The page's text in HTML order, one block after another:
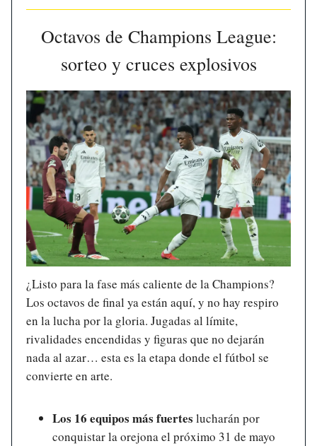
Octavos de Champions League:
sorteo y cruces explosivos
¿Listo para la fase más caliente de la Champions?
Los octavos de final ya están aquí, y no hay respiro
en la lucha por la gloria. Jugadas al límite,
rivalidades encendidas y figuras que no dejarán
nada al azar… esta es la etapa donde el fútbol se
convierte en arte.
Los 16 equipos más fuertes lucharán por
conquistar la orejona el próximo 31 de mayo